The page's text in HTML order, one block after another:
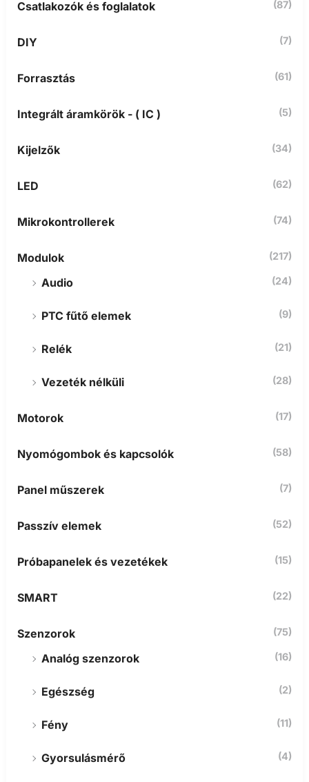
v
k
z
e
Csatlakozók és foglalatok (87)
DIY (7)
Forrasztás (61)
Integrált áramkörök - ( IC ) (5)
Kijelzők (34)
LED (62)
Mikrokontrollerek (74)
Modulok (217)
Audio (24)
PTC fűtő elemek (9)
Relék (21)
Vezeték nélküli (28)
Motorok (17)
Nyomógombok és kapcsolók (58)
Panel műszerek (7)
Passzív elemek (52)
Próbapanelek és vezetékek (15)
SMART (22)
Szenzorok (75)
Analóg szenzorok (16)
Egészség (2)
Fény (11)
Gyorsulásmérő (4)